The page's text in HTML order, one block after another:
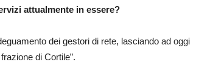
attualmente in essere?
dei gestori di rete, lasciando ad oggi
di Cortile”.